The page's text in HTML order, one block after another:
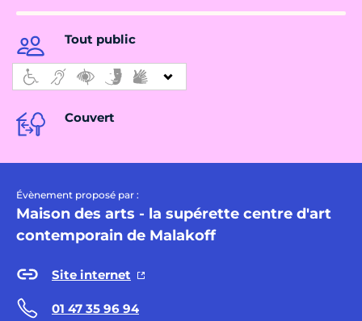
Tout public
Couvert
Évènement proposé par :
Maison des arts - la supérette centre d'art
contemporain de Malakoff
Site internet
01 47 35 96 94